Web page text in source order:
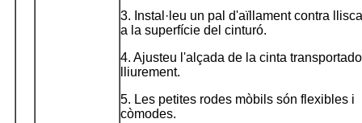
3. Instal·leu un pal d'aïllament contra
a la superfície del cinturó.
4. Ajusteu l'alçada de la cinta
lliurement.
5. Les petites rodes mòbils són flexibles i
còmodes.